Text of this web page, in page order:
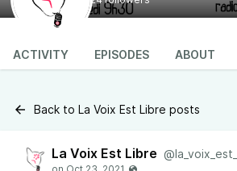
ACTIVITY EPISODES ABOUT
Back to La Voix Est Libre posts
La Voix Est Libre